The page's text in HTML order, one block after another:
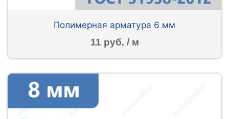
Полимерная арматура 6 мм
11 руб. / м